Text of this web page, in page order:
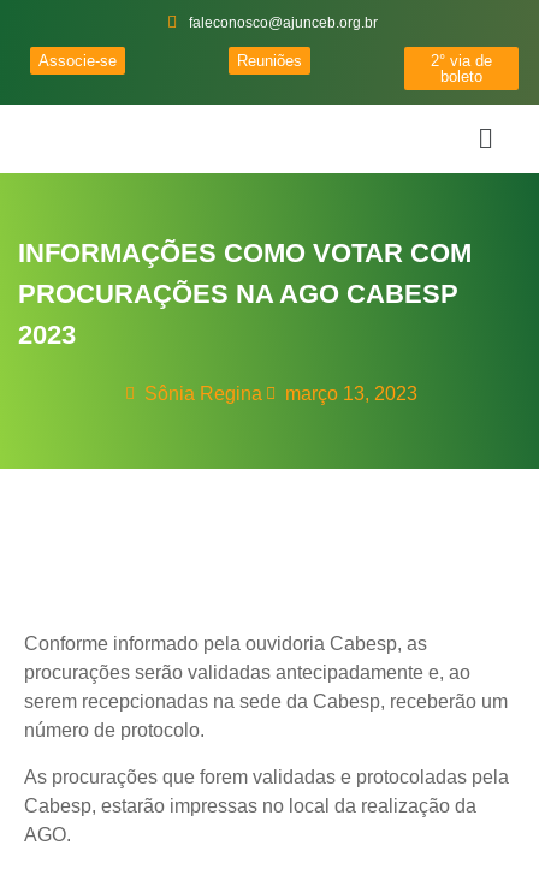
faleconosco@ajunceb.org.br
Associe-se Reuniões
2° via de
boleto
INFORMAÇÕES COMO VOTAR COM
PROCURAÇÕES NA AGO CABESP
2023
Sônia Regina março 13, 2023
Conforme informado pela ouvidoria Cabesp, as
procurações serão validadas antecipadamente e, ao
serem recepcionadas na sede da Cabesp, receberão um
número de protocolo.
As procurações que forem validadas e protocoladas pela
Cabesp, estarão impressas no local da realização da
AGO.